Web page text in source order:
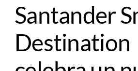
Santander
Destination